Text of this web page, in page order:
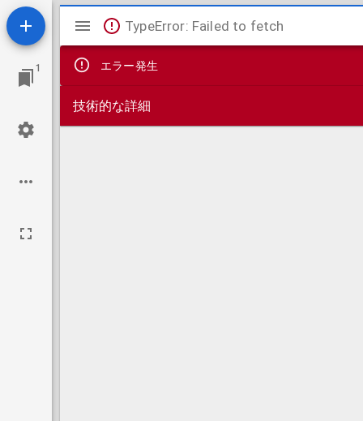
1
Mirador
ビ
ュ
ー
TypeError: Failed to fetch
エラー発生
技術的な詳細